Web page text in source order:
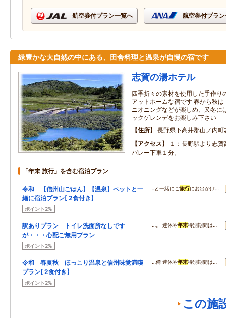
航空券付プラン一覧へ 航空券付プラ
緑豊かな大自然の中にある、田舎料理と温泉が自慢の宿です
志賀の湯ホテル
四季折々の素材を使用した手作り
アットホームな宿です 春から秋
ニオニングなどが楽しめ、又冬に
ックゲレンデをお楽しみ下さい
住所
長野県下高井郡山ノ内町
アクセス
１：長野駅より志
バレー下車１分。
「年末 旅行」を含む宿泊プラン
令和 【信州山ごはん】【温泉】ペットと一
緒に宿泊プラン[ 2食付き】
ポイント2%
…と一緒にご旅行にお出かけ…
訳ありプラン トイレ洗面所なしです
が・・・心配ご無用プラン
ポイント2%
…。 連休や年末特別期間は…
令和 春夏秋 ほっこり温泉と信州味覚満喫
プラン[ 2食付き】
ポイント2%
…備 連休や年末特別期間は…
この施